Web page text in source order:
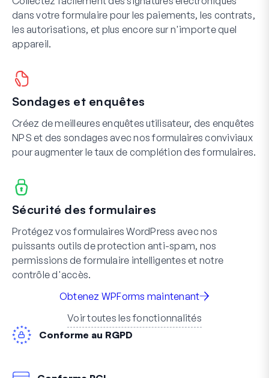
dans votre formulaire pour les paiements, les contrats,
les autorisations, et plus encore sur n'importe quel
appareil.
Sondages et enquêtes
Créez de meilleures enquêtes utilisateur, des enquêtes
NPS et des sondages avec nos formulaires conviviaux
pour augmenter le taux de complétion des formulaires.
Sécurité des formulaires
Protégez vos formulaires WordPress avec nos
puissants outils de protection anti-spam, nos
permissions de formulaire intelligentes et notre
contrôle d'accès.
Obtenez WPForms maintenant
Voir toutes les fonctionnalités
Conforme au RGPD